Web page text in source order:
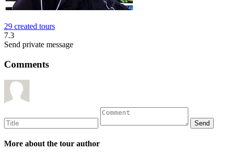
29 created tours
7.3
Send private message
Comments
More about the tour author